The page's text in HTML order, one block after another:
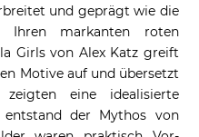
und geprägt wie die
markanten roten
Girls von Alex Katz greift
Motive auf und übersetzt
eine idealisierte
der Mythos von